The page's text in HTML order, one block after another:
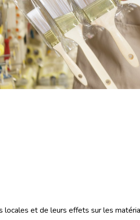
locales et de leurs effets sur les